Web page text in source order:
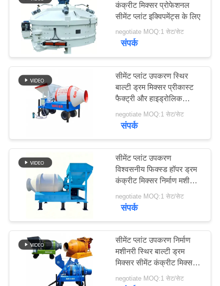
अयस्क पीसने की चक्की
स्टोन क्रेशर मशीन
236
खनन मशीन स्पेयर पार्ट्स
कंक्रीट मिक्सर प्रोफेशनल
सीमेंट प्लांट इक्विपमेंट्स के लिए
negotiate MOQ:1 सेट/सेट
संपर्क
सीमेंट प्लांट उपकरण स्थिर
बाल्टी ड्रम मिक्सर प्रीकास्ट
फैक्ट्री और हाइड्रोलिक
इंजीनियरिंग के लिए कंक्रीट
मिक्सिंग मशीन
negotiate MOQ:1 सेट/सेट
संपर्क
सीमेंट प्लांट उपकरण
विश्वसनीय फिक्स्ड हॉपर ड्रम
कंक्रीट मिक्सर निर्माण मशीनरी
खदान अवसंरचना के लिए
negotiate MOQ:1 सेट/सेट
संपर्क
सीमेंट प्लांट उपकरण निर्माण
मशीनरी स्थिर बाल्टी ड्रम
मिक्सर सीमेंट कंक्रीट मिक्सर
मशीन खदान समर्थन परियोजना
negotiate MOQ:1 सेट/सेट